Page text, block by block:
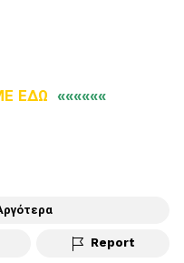
ΕΔΩ ««««««
Report